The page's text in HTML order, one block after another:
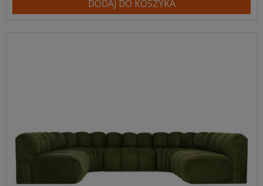
DODAJ DO KOSZYKA